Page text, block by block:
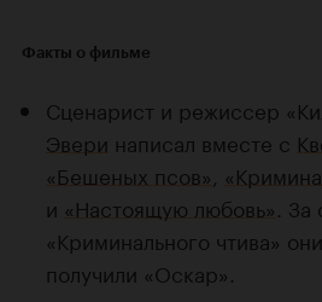
Факты о фильме
Сценарист и режиссер
Эвери написал вместе с
«Бешеных псов»,
и «Настоящую любовь». За
«Криминального чтива»
получили «Оскар».